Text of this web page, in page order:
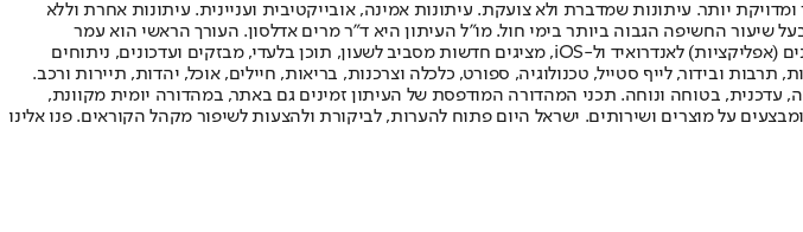
יותר. עיתונות שמדברת ולא צועקת. עיתונות אמינה, אובייקטיבית ועניינית. עיתונות אחרת וללא
וב-2010 הפך "ישראל היום" לעיתון הישראלי בעל שיעור החשיפה הגבוה ביותר בימי חול. מו"ל העיתון היא ד"ר מרים אדלסון. העורך הראשי הוא עמר
לחמנוביץ, והעורך המייסד הוא עמוס רגב. אתרי האינטרנט של "ישראל היום" בעברית ובאנגלית, כמו כן היישומונים (אפליקציות) לאנדרואיד ול-iOS, מציגים חדשות מסביב לשעון, תוכן בלעדי, מבזקים ועדכונים, ניתוחים
ובידור, לייף סטייל, טכנולוגיה, ספורט, כלכלה וצרכנות, בריאות, חיילים, אוכל, יהדות, תיירות ורכב.
עדכנית, בטוחה ונוחה. תכני המהדורה המודפסת של העיתון זמינים גם באתר, במהדורה יומית מקוונת,
על מוצרים ושירותים. ישראל היום פתוח להערות, לביקורת ולהצעות לשיפור מקהל הקוראים. פנו אלינו